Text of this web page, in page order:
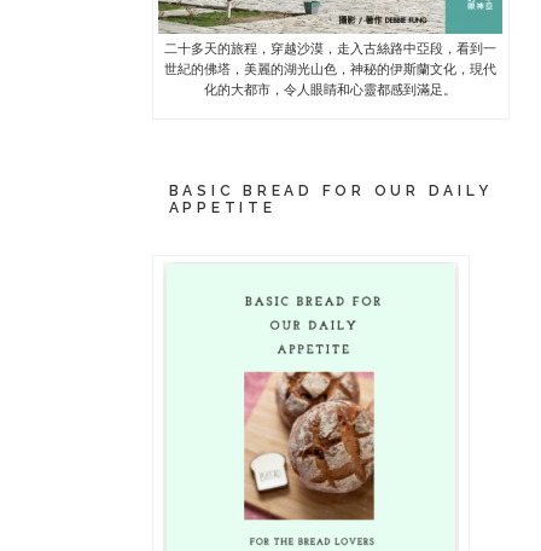
二十多天的旅程，穿越沙漠，走入古絲路中亞段，看到一
世紀的佛塔，美麗的湖光山色，神秘的伊斯蘭文化，現代
化的大都市，令人眼睛和心靈都感到滿足。
BASIC BREAD FOR OUR DAILY
APPETITE